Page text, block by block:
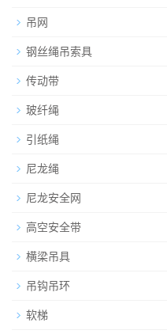
吊网
钢丝绳吊索具
传动带
玻纤绳
引纸绳
尼龙绳
尼龙安全网
高空安全带
横梁吊具
吊钩吊环
软梯